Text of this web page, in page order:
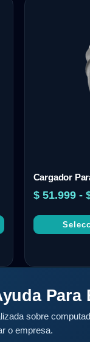
Cargador
$51.999 -
sobre
o empresa.